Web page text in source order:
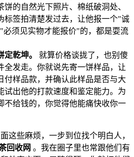
的自然光下照片、棉纸破洞处、
标签拍清楚发过去，让他报一个"诚
必须见实物才能报价"的，都是耍流
乾坤。
就算价格谈拢了，也别傻
全发走。你就说先寄一饼样品，让
付样品款，并确认此样品是否与大
试出他的打款速度和鉴定能力。为
不给钱的，你觉得他能痛快收你一
这些麻烦，一步到位找个明白人，
回收网 。我在圈子里也常跟他们有